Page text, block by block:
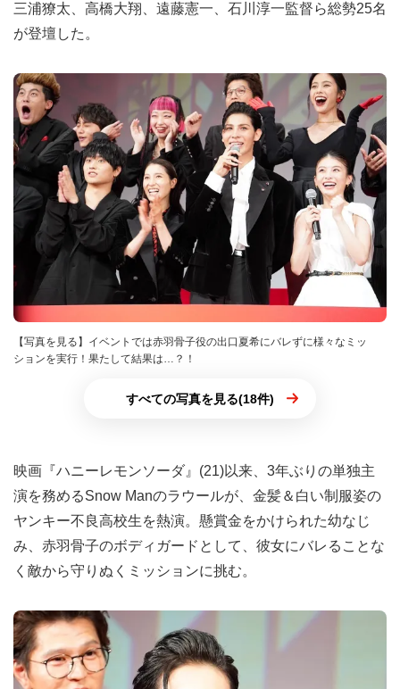
三浦獠太、高橋大翔、遠藤憲一、石川淳一監督ら総勢25名
が登壇した。
【写真を見る】イベントでは赤羽骨子役の出口夏希にバレずに様々なミッ
ションを実行！果たして結果は…？！
すべての写真を見る(18件)
映画『ハニーレモンソーダ』(21)以来、3年ぶりの単独主
演を務めるSnow Manのラウールが、金髪＆白い制服姿の
ヤンキー不良高校生を熱演。懸賞金をかけられた幼なじ
み、赤羽骨子のボディガードとして、彼女にバレることな
く敵から守りぬくミッションに挑む。